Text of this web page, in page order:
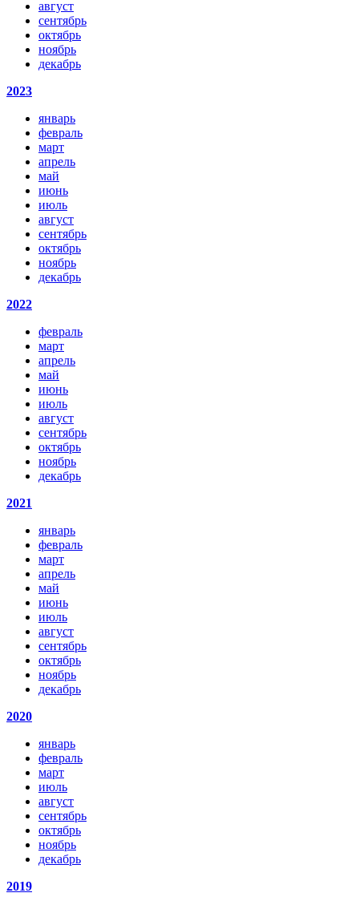
август
сентябрь
октябрь
ноябрь
декабрь
2023
январь
февраль
март
апрель
май
июнь
июль
август
сентябрь
октябрь
ноябрь
декабрь
2022
февраль
март
апрель
май
июнь
июль
август
сентябрь
октябрь
ноябрь
декабрь
2021
январь
февраль
март
апрель
май
июнь
июль
август
сентябрь
октябрь
ноябрь
декабрь
2020
январь
февраль
март
июль
август
сентябрь
октябрь
ноябрь
декабрь
2019